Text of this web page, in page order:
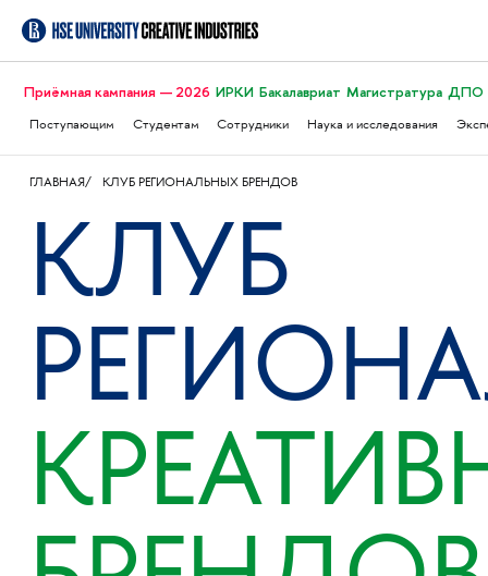
Приёмная кампания — 2026 ИРКИ Бакалавриат Магистратура ДПО
Поступающим Студентам Сотрудники Наука и исследования
ГЛАВНАЯ КЛУБ РЕГИОНАЛЬНЫХ БРЕНДОВ
КЛУБ